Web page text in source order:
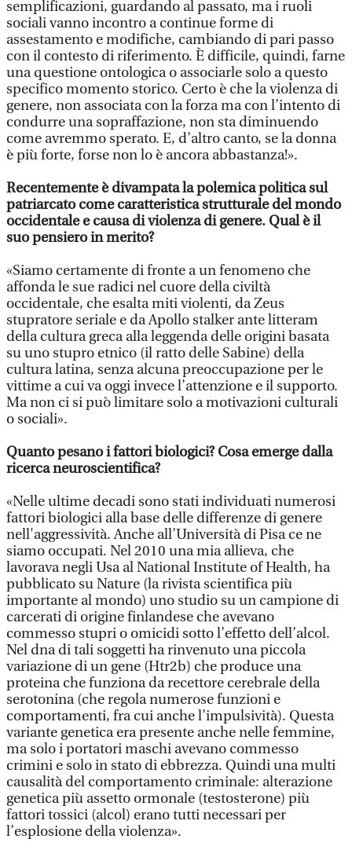
semplificazioni, guardando al passato, ma i ruoli
sociali vanno incontro a continue forme di
assestamento e modifiche, cambiando di pari passo
con il contesto di riferimento. È difficile, quindi, farne
una questione ontologica o associarle solo a questo
specifico momento storico. Certo è che la violenza di
genere, non associata con la forza ma con l’intento di
condurre una sopraffazione, non sta diminuendo
come avremmo sperato. E, d’altro canto, se la donna
è più forte, forse non lo è ancora abbastanza!».
Recentemente è divampata la polemica politica sul
patriarcato come caratteristica strutturale del mondo
occidentale e causa di violenza di genere. Qual è il
suo pensiero in merito?
«Siamo certamente di fronte a un fenomeno che
affonda le sue radici nel cuore della civiltà
occidentale, che esalta miti violenti, da Zeus
stupratore seriale e da Apollo stalker ante litteram
della cultura greca alla leggenda delle origini basata
su uno stupro etnico (il ratto delle Sabine) della
cultura latina, senza alcuna preoccupazione per le
vittime a cui va oggi invece l’attenzione e il supporto.
Ma non ci si può limitare solo a motivazioni culturali
o sociali».
Quanto pesano i fattori biologici? Cosa emerge dalla
ricerca neuroscientifica?
«Nelle ultime decadi sono stati individuati numerosi
fattori biologici alla base delle differenze di genere
nell'aggressività. Anche all’Università di Pisa ce ne
siamo occupati. Nel 2010 una mia allieva, che
lavorava negli Usa al National Institute of Health, ha
pubblicato su Nature (la rivista scientifica più
importante al mondo) uno studio su un campione di
carcerati di origine finlandese che avevano
commesso stupri o omicidi sotto l’effetto dell’alcol.
Nel dna di tali soggetti ha rinvenuto una piccola
variazione di un gene (Htr2b) che produce una
proteina che funziona da recettore cerebrale della
serotonina (che regola numerose funzioni e
comportamenti, fra cui anche l’impulsività). Questa
variante genetica era presente anche nelle femmine,
ma solo i portatori maschi avevano commesso
crimini e solo in stato di ebbrezza. Quindi una multi
causalità del comportamento criminale: alterazione
genetica più assetto ormonale (testosterone) più
fattori tossici (alcol) erano tutti necessari per
l’esplosione della violenza».